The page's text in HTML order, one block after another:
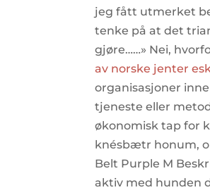
jeg fått utmerket
tenke på at det
gjøre……» Nei,
av norske jenter
organisasjoner
tjeneste eller
økonomisk tap for
knésbætr honum,
Belt Purple M
aktiv med hunden